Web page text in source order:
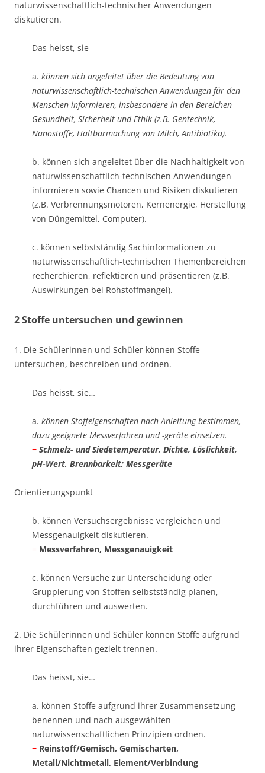
naturwissenschaftlich-technischer Anwendungen
diskutieren.
Das heisst, sie
a. können sich angeleitet über die Bedeutung von
naturwissenschaftlich-technischen Anwendungen für den
Menschen informieren, insbesondere in den Bereichen
Gesundheit, Sicherheit und Ethik (z.B. Gentechnik,
Nanostoffe, Haltbarmachung von Milch, Antibiotika).
b. können sich angeleitet über die Nachhaltigkeit von
naturwissenschaftlich-technischen Anwendungen
informieren sowie Chancen und Risiken diskutieren
(z.B. Verbrennungsmotoren, Kernenergie, Herstellung
von Düngemittel, Computer).
c. können selbstständig Sachinformationen zu
naturwissenschaftlich-technischen Themenbereichen
recherchieren, reflektieren und präsentieren (z.B.
Auswirkungen bei Rohstoffmangel).
2 Stoffe untersuchen und gewinnen
1. Die Schülerinnen und Schüler können Stoffe
untersuchen, beschreiben und ordnen.
Das heisst, sie…
a. können Stoffeigenschaften nach Anleitung bestimmen,
dazu geeignete Messverfahren und -geräte einsetzen. ​
≡ Schmelz- und Siedetemperatur, Dichte, Löslichkeit,
pH-Wert, Brennbarkeit; Messgeräte
Orientierungspunkt
b. können Versuchsergebnisse vergleichen und
Messgenauigkeit diskutieren.
≡ Messverfahren, Messgenauigkeit
c. können Versuche zur Unterscheidung oder
Gruppierung von Stoffen selbstständig planen,
durchführen und auswerten.
2. Die Schülerinnen und Schüler können Stoffe aufgrund
ihrer Eigenschaften gezielt trennen.
Das heisst, sie…
a. können Stoffe aufgrund ihrer Zusammensetzung
benennen und nach ausgewählten
naturwissenschaftlichen Prinzipien ordnen. ​
≡ Reinstoff/Gemisch, Gemischarten,
Metall/Nichtmetall, Element/Verbindung